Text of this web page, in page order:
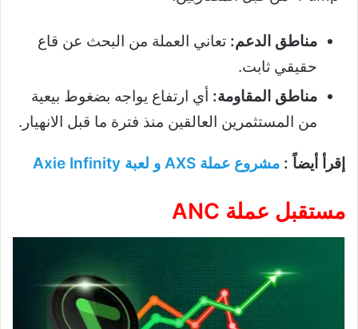
مناطق الدعم: تعاني العملة من البحث عن قاع
حقيقي ثابت.
مناطق المقاومة: أي ارتفاع يواجه بضغوط بيعية
من المستثمرين العالقين منذ فترة ما قبل الانهيار.
إقرأ أيضاً : مشروع عملة AXS و لعبة Axie Infinity
مستقبل عملة ANC